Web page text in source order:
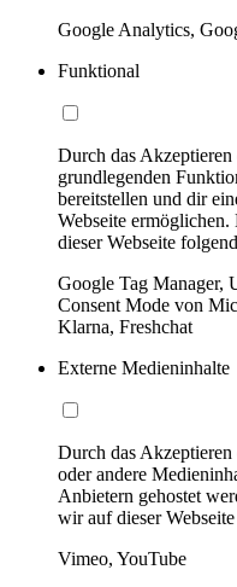
Google Analytics,
Funktional
Durch das
grundlegenden
bereitstellen und dir
Webseite
dieser Webseite
Google Tag Manager,
Consent Mode von
Klarna, Freshchat
Externe Medieninhalte
Durch das
oder andere
Anbietern gehostet
wir auf dieser
Vimeo, YouTube